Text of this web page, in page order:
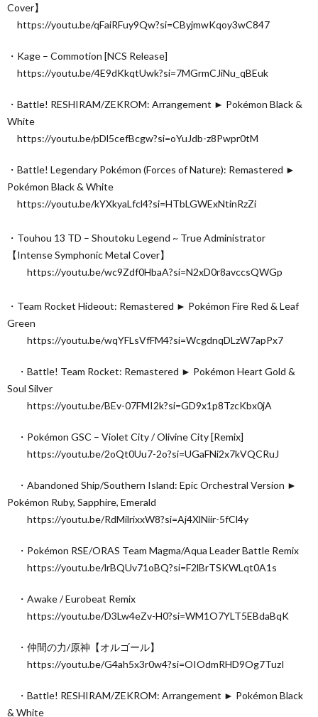
Cover】
https://youtu.be/qFaiRFuy9Qw?si=CByjmwKqoy3wC847
・Kage – Commotion [NCS Release]
https://youtu.be/4E9dKkqtUwk?si=7MGrmCJiNu_qBEuk
・Battle! RESHIRAM/ZEKROM: Arrangement ► Pokémon Black &
White
https://youtu.be/pDl5cefBcgw?si=oYuJdb-z8Pwpr0tM
・Battle! Legendary Pokémon (Forces of Nature): Remastered ►
Pokémon Black & White
https://youtu.be/kYXkyaLfcl4?si=HTbLGWExNtinRzZi
・Touhou 13 TD – Shoutoku Legend ~ True Administrator
【Intense Symphonic Metal Cover】
https://youtu.be/wc9Zdf0HbaA?si=N2xD0r8avccsQWGp
・Team Rocket Hideout: Remastered ► Pokémon Fire Red & Leaf
Green
https://youtu.be/wqYFLsVfFM4?si=WcgdnqDLzW7apPx7
・Battle! Team Rocket: Remastered ► Pokémon Heart Gold &
Soul Silver
https://youtu.be/BEv-07FMI2k?si=GD9x1p8TzcKbx0jA
・Pokémon GSC – Violet City / Olivine City [Remix]
https://youtu.be/2oQt0Uu7-2o?si=UGaFNi2x7kVQCRuJ
・Abandoned Ship/Southern Island: Epic Orchestral Version ►
Pokémon Ruby, Sapphire, Emerald
https://youtu.be/RdMilrixxW8?si=Aj4XlNiir-5fCl4y
・Pokémon RSE/ORAS Team Magma/Aqua Leader Battle Remix
https://youtu.be/lrBQUv71oBQ?si=F2lBrTSKWLqt0A1s
・Awake / Eurobeat Remix
https://youtu.be/D3Lw4eZv-H0?si=WM1O7YLT5EBdaBqK
・仲間の力/原神【オルゴール】
https://youtu.be/G4ah5x3r0w4?si=OIOdmRHD9Og7TuzI
・Battle! RESHIRAM/ZEKROM: Arrangement ► Pokémon Black
& White